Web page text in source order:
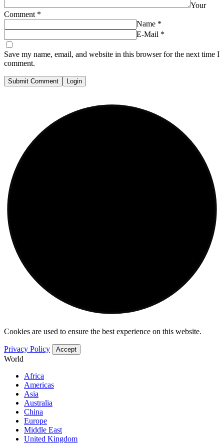
Your
Comment*
Name *
E-Mail *
Save my name, email, and website in this browser for the next time I
comment.
Submit Comment Login
Cookies are used to ensure the best experience on this website.
Privacy Policy Accept
World
Africa
Americas
Asia
Australia
China
Europe
Middle East
United Kingdom